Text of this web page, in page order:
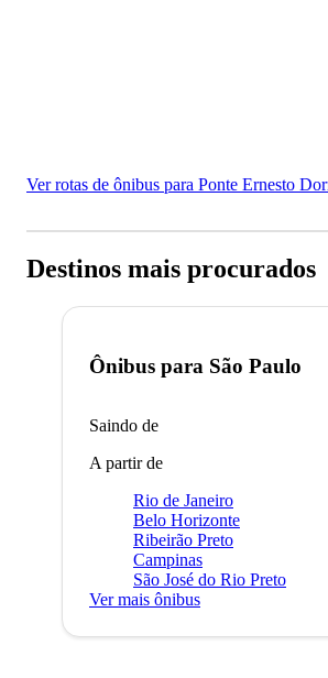
Ver rotas de ônibus para Ponte Ernesto
Destinos mais procurados
Ônibus para São Paulo
Saindo de
A partir de
Rio de Janeiro
Belo Horizonte
Ribeirão Preto
Campinas
São José do Rio Preto
Ver mais ônibus